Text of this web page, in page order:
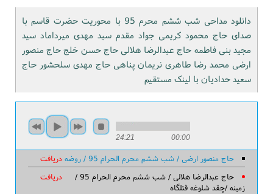
دانلود مداحی شب ششم محرم 95 با محوریت حضرت قاسم با
صدای حاج محمود کریمی جواد مقدم سید مهدی میرداماد سید
مجید بنی فاطمه حاج عبدالرضا هلالی حاج حسن خلج حاج منصور
ارضی محمد رضا طاهری نریمان پناهی حاج مهدی سلحشور حاج
سعید حدادیان با لینک مستقیم
00:00
24:21
دریافت
حاج منصور ارضی / شب ششم محرم الحرام 95 / روضه
دریافت
حاج عبدالرضا هلالی / شب ششم محرم الحرام 95 /
زمینه /چقد شلوغه قتلگاه